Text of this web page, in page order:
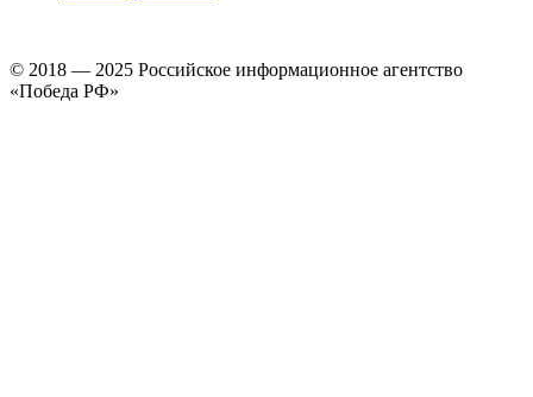
© 2018 — 2025 Российское информационное агентство
«Победа РФ»